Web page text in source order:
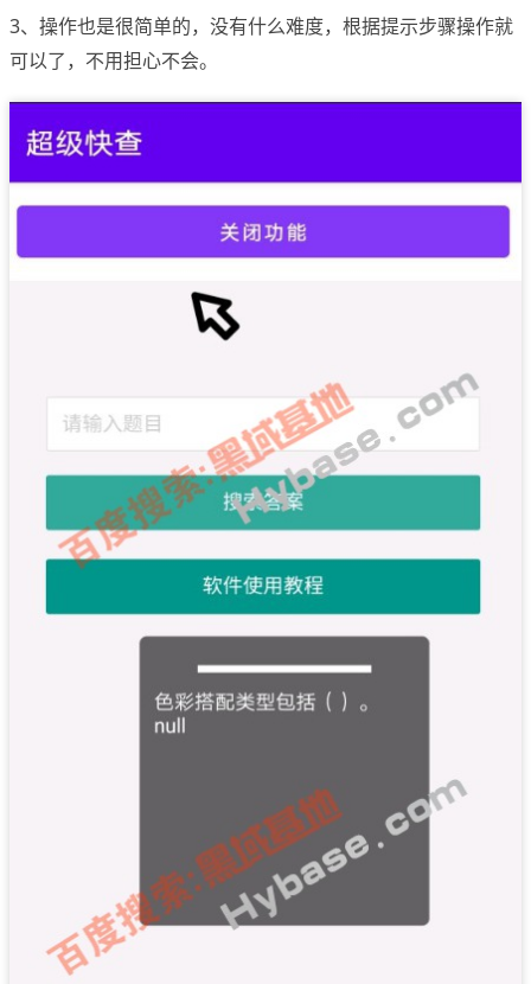
3、操作也是很简单的，没有什么难度，根据提示步骤操作就
可以了，不用担心不会。